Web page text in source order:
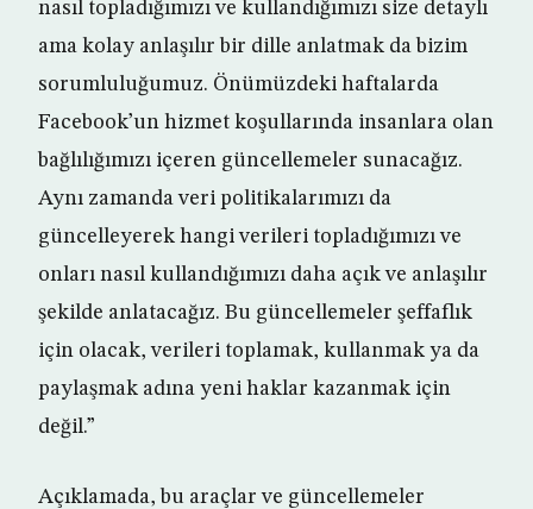
nasıl topladığımızı ve kullandığımızı size detaylı
ama kolay anlaşılır bir dille anlatmak da bizim
sorumluluğumuz. Önümüzdeki haftalarda
Facebook’un hizmet koşullarında insanlara olan
bağlılığımızı içeren güncellemeler sunacağız.
Aynı zamanda veri politikalarımızı da
güncelleyerek hangi verileri topladığımızı ve
onları nasıl kullandığımızı daha açık ve anlaşılır
şekilde anlatacağız. Bu güncellemeler şeffaflık
için olacak, verileri toplamak, kullanmak ya da
paylaşmak adına yeni haklar kazanmak için
değil.”
Açıklamada, bu araçlar ve güncellemeler